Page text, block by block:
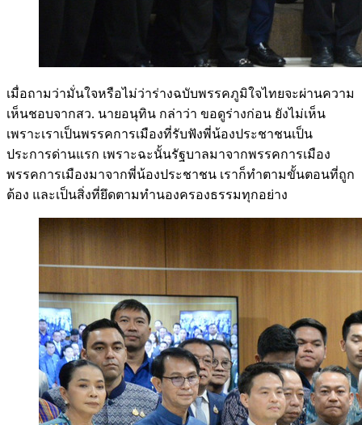
เมื่อถามว่ามั่นใจหรือไม่ว่าร่างฉบับพรรคภูมิใจไทยจะผ่านความ
เห็นชอบจากสว. นายอนุทิน กล่าว่า ขอดูร่างก่อน ยังไม่เห็น
เพราะเราเป็นพรรคการเมืองที่รับฟังพี่น้องประชาชนเป็น
ประการด่านแรก เพราะฉะนั้นรัฐบาลมาจากพรรคการเมือง
พรรคการเมืองมาจากพี่น้องประชาชน เราก็ทำตามขั้นตอนที่ถูก
ต้อง และเป็นสิ่งที่ยึดตามทำนองครองธรรมทุกอย่าง